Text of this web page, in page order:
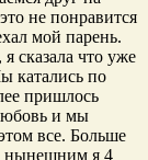
не понравится
мой парень.
сказала что уже
катались по
пришлось
и мы
все. Больше
нынешним я 4